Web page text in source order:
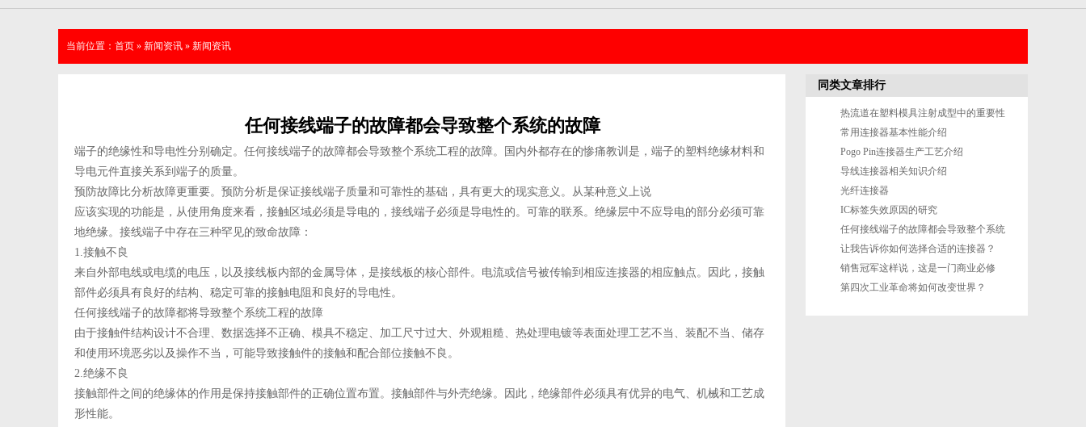
当前位置： 首页 » 新闻资讯 » 新闻资讯
任何接线端子的故障都会导致整个系统的故障
端子的绝缘性和导电性分别确定。任何接线端子的故障都会导致整个系统工程的故障。国内外都存在的惨痛教训是，端子的塑料绝缘材料和
导电元件直接关系到端子的质量。
预防故障比分析故障更重要。预防分析是保证接线端子质量和可靠性的基础，具有更大的现实意义。从某种意义上说
应该实现的功能是，从使用角度来看，接触区域必须是导电的，接线端子必须是导电性的。可靠的联系。绝缘层中不应导电的部分必须可靠
地绝缘。接线端子中存在三种罕见的致命故障：
1.接触不良
来自外部电线或电缆的电压，以及接线板内部的金属导体，是接线板的核心部件。电流或信号被传输到相应连接器的相应触点。因此，接触
部件必须具有良好的结构、稳定可靠的接触电阻和良好的导电性。
任何接线端子的故障都将导致整个系统工程的故障
由于接触件结构设计不合理、数据选择不正确、模具不稳定、加工尺寸过大、外观粗糙、热处理电镀等表面处理工艺不当、装配不当、储存
和使用环境恶劣以及操作不当，可能导致接触件的接触和配合部位接触不良。
2.绝缘不良
接触部件之间的绝缘体的作用是保持接触部件的正确位置布置。接触部件与外壳绝缘。因此，绝缘部件必须具有优异的电气、机械和工艺成
形性能。
同类文章排行
热流道在塑料模具注射成型中的重要性
常用连接器基本性能介绍
Pogo Pin连接器生产工艺介绍
导线连接器相关知识介绍
光纤连接器
IC标签失效原因的研究
任何接线端子的故障都会导致整个系统
的故障
让我告诉你如何选择合适的连接器？
销售冠军这样说，这是一门商业必修
课！
第四次工业革命将如何改变世界？